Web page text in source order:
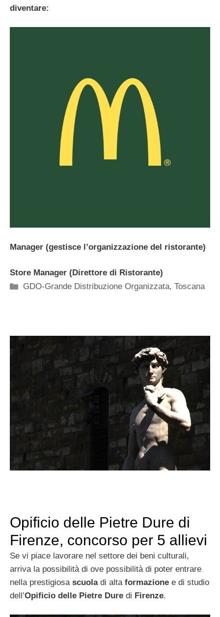
diventare:
Manager (gestisce l’organizzazione del ristorante)
Store Manager (Direttore di Ristorante)
Categorie
GDO-Grande Distribuzione Organizzata,Toscana
Opificio delle Pietre Dure di
Firenze, concorso per 5 allievi
Se vi piace lavorare nel settore dei beni culturali,
arriva la possibilità di ove possibilità di poter entrare
nella prestigiosa scuoladi alta formazione e di studio
dell’Opificio delle Pietre Dure di Firenze.